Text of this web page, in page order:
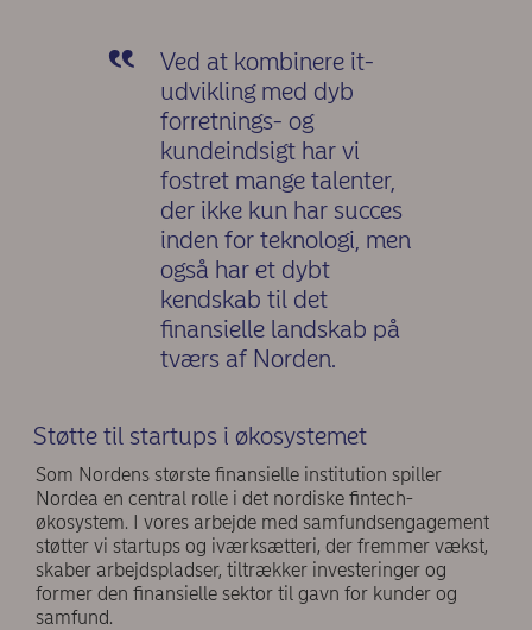
Ved at kombinere it-
udvikling med dyb
forretnings- og
kundeindsigt har vi
fostret mange talenter,
der ikke kun har succes
inden for teknologi, men
også har et dybt
kendskab til det
finansielle landskab på
tværs af Norden.
Støtte til startups i økosystemet
Som Nordens største finansielle institution spiller
Nordea en central rolle i det nordiske fintech-
økosystem. I vores arbejde med samfundsengagement
støtter vi startups og iværksætteri, der fremmer vækst,
skaber arbejdspladser, tiltrækker investeringer og
former den finansielle sektor til gavn for kunder og
samfund.